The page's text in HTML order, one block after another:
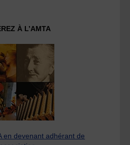
À L’AMTA
en devenant adhérant de